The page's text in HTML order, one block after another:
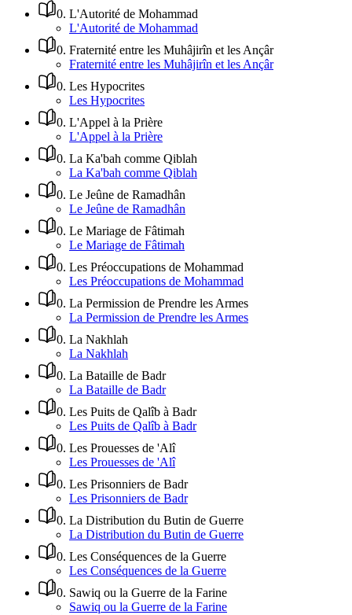
0. L'Autorité de Mohammad
L'Autorité de Mohammad
0. Fraternité entre les Muhâjirîn et les Ançâr
Fraternité entre les Muhâjirîn et les Ançâr
0. Les Hypocrites
Les Hypocrites
0. L'Appel à la Prière
L'Appel à la Prière
0. La Ka'bah comme Qiblah
La Ka'bah comme Qiblah
0. Le Jeûne de Ramadhân
Le Jeûne de Ramadhân
0. Le Mariage de Fâtimah
Le Mariage de Fâtimah
0. Les Préoccupations de Mohammad
Les Préoccupations de Mohammad
0. La Permission de Prendre les Armes
La Permission de Prendre les Armes
0. La Nakhlah
La Nakhlah
0. La Bataille de Badr
La Bataille de Badr
0. Les Puits de Qalîb à Badr
Les Puits de Qalîb à Badr
0. Les Prouesses de 'Alî
Les Prouesses de 'Alî
0. Les Prisonniers de Badr
Les Prisonniers de Badr
0. La Distribution du Butin de Guerre
La Distribution du Butin de Guerre
0. Les Conséquences de la Guerre
Les Conséquences de la Guerre
0. Sawiq ou la Guerre de la Farine
Sawiq ou la Guerre de la Farine